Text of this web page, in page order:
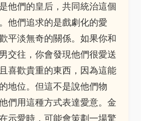
他們的皇后，共同統治這個
他們追求的是戲劇化的愛
平淡無奇的關係。如果你和
交往，你會發現他們很愛送
喜歡貴重的東西，因為這能
地位。但這不是說他們物
們用這種方式表達愛意。金
示愛時，可能會策劃一場驚